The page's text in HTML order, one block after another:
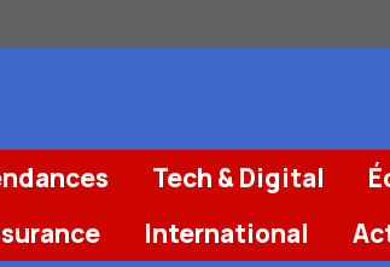
Tech & Digital
International